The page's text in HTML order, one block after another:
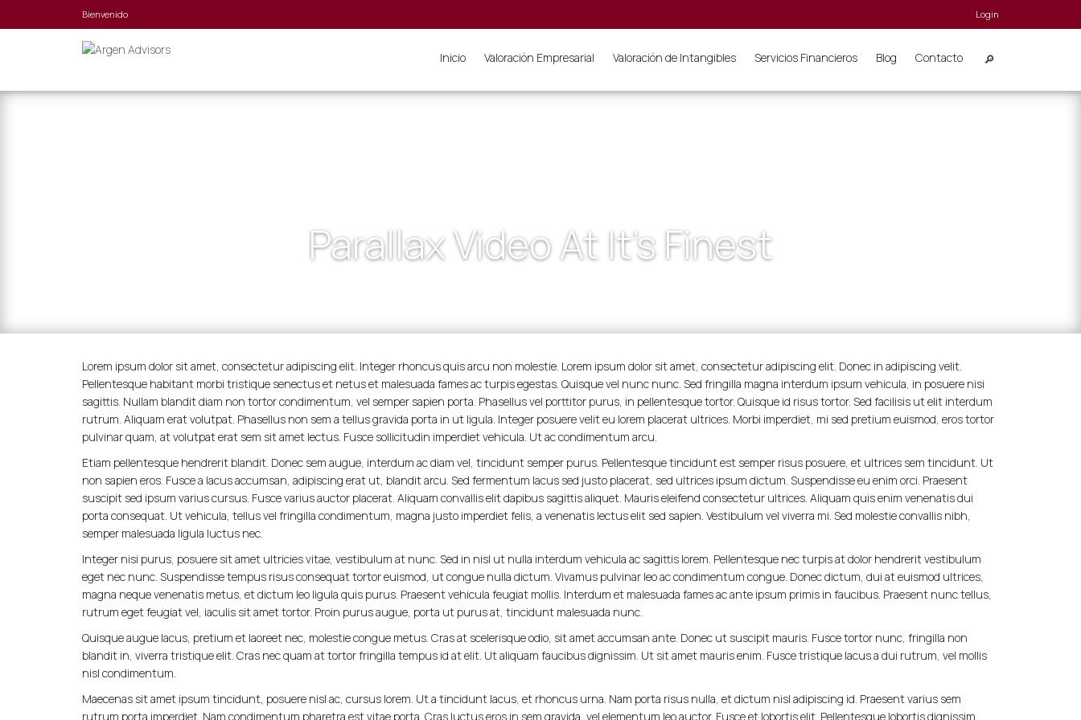
Bienvenido Login
Inicio Valoración Empresarial Valoración de Intangibles Servicios Financieros Blog Contacto
Parallax Video At It’s Finest
Lorem ipsum dolor sit amet, consectetur adipiscing elit. Integer rhoncus quis arcu non molestie. Lorem ipsum dolor sit amet, consectetur adipiscing elit. Donec in adipiscing velit.
Pellentesque habitant morbi tristique senectus et netus et malesuada fames ac turpis egestas. Quisque vel nunc nunc. Sed fringilla magna interdum ipsum vehicula, in posuere nisi
sagittis. Nullam blandit diam non tortor condimentum, vel semper sapien porta. Phasellus vel porttitor purus, in pellentesque tortor. Quisque id risus tortor. Sed facilisis ut elit interdum
rutrum. Aliquam erat volutpat. Phasellus non sem a tellus gravida porta in ut ligula. Integer posuere velit eu lorem placerat ultrices. Morbi imperdiet, mi sed pretium euismod, eros tortor
pulvinar quam, at volutpat erat sem sit amet lectus. Fusce sollicitudin imperdiet vehicula. Ut ac condimentum arcu.
Etiam pellentesque hendrerit blandit. Donec sem augue, interdum ac diam vel, tincidunt semper purus. Pellentesque tincidunt est semper risus posuere, et ultrices sem tincidunt. Ut
non sapien eros. Fusce a lacus accumsan, adipiscing erat ut, blandit arcu. Sed fermentum lacus sed justo placerat, sed ultrices ipsum dictum. Suspendisse eu enim orci. Praesent
suscipit sed ipsum varius cursus. Fusce varius auctor placerat. Aliquam convallis elit dapibus sagittis aliquet. Mauris eleifend consectetur ultrices. Aliquam quis enim venenatis dui
porta consequat. Ut vehicula, tellus vel fringilla condimentum, magna justo imperdiet felis, a venenatis lectus elit sed sapien. Vestibulum vel viverra mi. Sed molestie convallis nibh,
semper malesuada ligula luctus nec.
Integer nisi purus, posuere sit amet ultricies vitae, vestibulum at nunc. Sed in nisl ut nulla interdum vehicula ac sagittis lorem. Pellentesque nec turpis at dolor hendrerit vestibulum
eget nec nunc. Suspendisse tempus risus consequat tortor euismod, ut congue nulla dictum. Vivamus pulvinar leo ac condimentum congue. Donec dictum, dui at euismod ultrices,
magna neque venenatis metus, et dictum leo ligula quis purus. Praesent vehicula feugiat mollis. Interdum et malesuada fames ac ante ipsum primis in faucibus. Praesent nunc tellus,
rutrum eget feugiat vel, iaculis sit amet tortor. Proin purus augue, porta ut purus at, tincidunt malesuada nunc.
Quisque augue lacus, pretium et laoreet nec, molestie congue metus. Cras at scelerisque odio, sit amet accumsan ante. Donec ut suscipit mauris. Fusce tortor nunc, fringilla non
blandit in, viverra tristique elit. Cras nec quam at tortor fringilla tempus id at elit. Ut aliquam faucibus dignissim. Ut sit amet mauris enim. Fusce tristique lacus a dui rutrum, vel mollis
nisl condimentum.
Maecenas sit amet ipsum tincidunt, posuere nisl ac, cursus lorem. Ut a tincidunt lacus, et rhoncus urna. Nam porta risus nulla, et dictum nisl adipiscing id. Praesent varius sem
rutrum porta imperdiet. Nam condimentum pharetra est vitae porta. Cras luctus eros in sem gravida, vel elementum leo auctor. Fusce et lobortis elit. Pellentesque lobortis dignissim